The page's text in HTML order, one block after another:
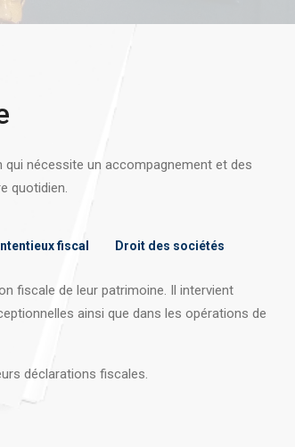
nécessite un accompagnement et des
quotidien.
fiscal Droit des sociétés
fiscale de leur patrimoine. Il intervient
ainsi que dans les opérations de
déclarations fiscales.